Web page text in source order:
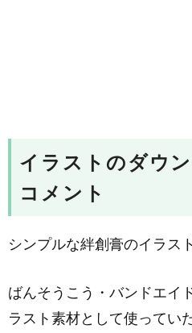
イラストのダウ
コメント
シンプルな絆創膏のイラス
ばんそうこう・バンドエイ
ラスト素材として使ってい